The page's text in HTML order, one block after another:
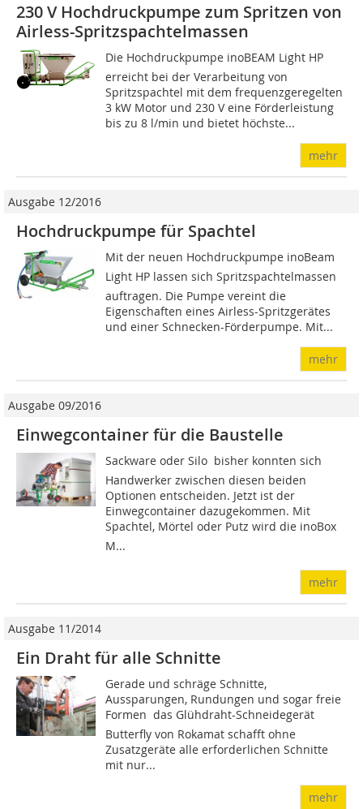
230 V Hochdruckpumpe zum Spritzen von
Airless-Spritzspachtelmassen
Die Hochdruckpumpe inoBEAM Light HP
erreicht bei der Verarbeitung von
Spritzspachtel mit dem frequenzgeregelten
3 kW Motor und 230 V eine Förderleistung
bis zu 8 l/min und bietet höchste...
mehr
Ausgabe 12/2016
Hochdruckpumpe für Spachtel
Mit der neuen Hochdruckpumpe inoBeam
Light HP lassen sich Spritzspachtelmassen
auftragen. Die Pumpe vereint die
Eigenschaften eines Airless-Spritzgerätes
und einer Schnecken-Förderpumpe. Mit...
mehr
Ausgabe 09/2016
Einwegcontainer für die Baustelle
Sackware oder Silo  bisher konnten sich
Handwerker zwischen diesen beiden
Optionen entscheiden. Jetzt ist der
Einwegcontainer dazugekommen. Mit
Spachtel, Mörtel oder Putz wird die inoBox
M...
mehr
Ausgabe 11/2014
Ein Draht für alle Schnitte
Gerade und schräge Schnitte,
Aussparungen, Rundungen und sogar freie
Formen  das Glühdraht-Schneidegerät
Butterfly von Rokamat schafft ohne
Zusatzgeräte alle erforder­lichen Schnitte
mit nur...
mehr